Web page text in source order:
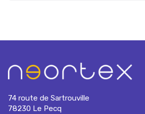
74 route de Sartrouville
78230 Le Pecq